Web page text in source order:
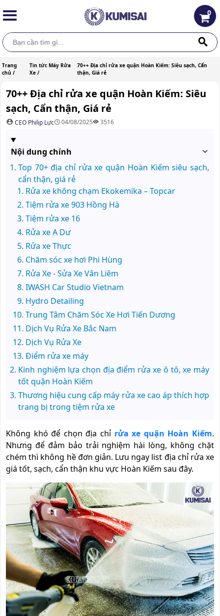
0
Trang
chủ /
Tin tức Máy Rửa
Xe /
70++ Địa chỉ rửa xe quận Hoàn Kiếm: Siêu sạch, Cẩn
thận, Giá rẻ
70++ Địa chỉ rửa xe quận Hoàn Kiếm: Siêu
sạch, Cẩn thận, Giá rẻ
CEO Philip Lực 04/08/2025 3516
Nội dung chính
Top 70+ địa chỉ rửa xe quận Hoàn Kiếm siêu sạch,
cẩn thận, giá rẻ
Rửa xe không chạm Ekokemika – Topcar
Tiệm rửa xe 903 Hồng Hà
Tiệm rửa xe 16
Rửa xe A Dư
Rửa xe Thực
Chăm sóc xe hơi Phi Hùng
Rửa Xe - Sửa Xe Vân Liêm
IWASH Car Studio Vietnam
Hydro Detailing
Trung Tâm Chăm Sóc Xe Hơi Tiến Dương
Dịch Vụ Rửa Xe Bắc Nam
Dịch Vụ Rửa Xe
Điểm rửa xe máy
Kinh nghiệm lựa chọn địa điểm rửa xe ô tô, xe máy
tốt quận Hoàn Kiếm
Thương hiệu cung cấp máy rửa xe cao áp thích hợp
trang bị trong tiệm rửa xe
Không khó để chọn địa chỉ rửa xe quận Hoàn Kiếm.
Nhưng để đảm bảo trải nghiệm hài lòng, không chặt
chém thì không hề đơn giản. Lưu ngay list địa chỉ rửa xe
giá tốt, sạch, cẩn thận khu vực Hoàn Kiếm sau đây.